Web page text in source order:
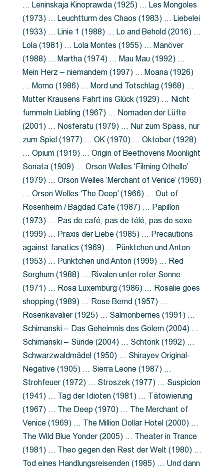
… Leninskaja Kinoprawda (1925) … Les Mongoles
(1973) … Leuchtturm des Chaos (1983) … Liebelei
(1933) … Linie 1 (1988) … Lo and Behold (2016) …
Lola (1981) … Lola Montes (1955) … Manöver
(1988) … Martha (1974) … Mau Mau (1992) …
Mein Herz – niemandem (1997) … Moana (1926)
… Momo (1986) … Mord und Totschlag (1968) …
Mutter Krausens Fahrt ins Glück (1929) … Nicht
fummeln Liebling (1967) … Nomaden der Lüfte
(2001) … Nosferatu (1979) … Nur zum Spass, nur
zum Spiel (1977) … OK (1970) … Oktober (1928)
… Opium (1919) … Origin of Beethovens Moonlight
Sonata (1909) … Orson Welles ‘Filming Othello’
(1979) … Orson Welles ‘Merchant of Venice’ (1969)
… Orson Welles ‘The Deep’ (1966) … Out of
Rosenheim / Bagdad Cafe (1987) … Papillon
(1973) … Pas de café, pas de télé, pas de sexe
(1999) … Praxis der Liebe (1985) … Precautions
against fanatics (1969) … Pünktchen und Anton
(1953) … Pünktchen und Anton (1999) … Red
Sorghum (1988) … Rivalen unter roter Sonne
(1971) … Rosa Luxemburg (1986) … Rosalie goes
shopping (1989) … Rose Bernd (1957) …
Rosenkavalier (1925) … Salmonberries (1991) …
Schimanski – Das Geheimnis des Golem (2004) …
Schimanski – Sünde (2004) … Schtonk (1992) …
Schwarzwaldmädel (1950) … Shirayev Original-
Negative (1905) … Sierra Leone (1987) …
Strohfeuer (1972) … Stroszek (1977) … Suspicion
(1941) … Tag der Idioten (1981) … Tätowierung
(1967) … The Deep (1970) … The Merchant of
Venice (1969) … The Million Dollar Hotel (2000) …
The Wild Blue Yonder (2005) … Theater in Trance
(1981) … Theo gegen den Rest der Welt (1980) …
Tod eines Handlungsreisenden (1985) … Und dann